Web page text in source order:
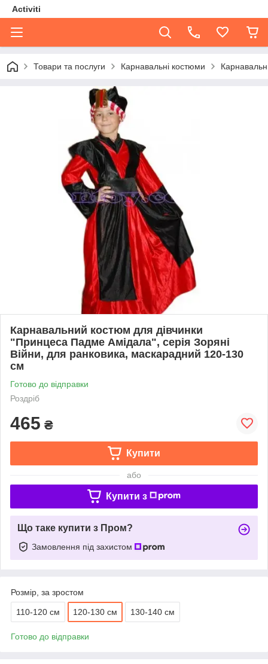
Activiti
Товари та послуги Карнавальні костюми
Карнавальний костюм для дівчинки
"Принцеса Падме Амідала", серія Зоряні
Війни, для ранковика, маскарадний 120-130
см
Готово до відправки
Роздріб
465 ₴
Купити
або
Купити з
Що таке купити з Пром?
Замовлення під захистом
Розмір, за зростом
110-120 см 120-130 см 130-140 см
Готово до відправки